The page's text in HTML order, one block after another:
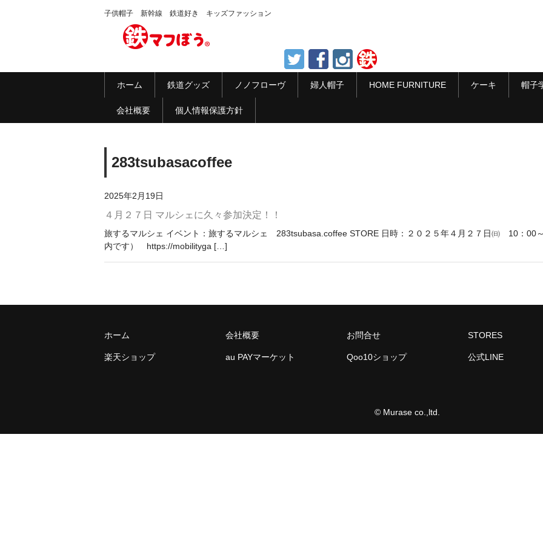
子供帽子 新幹線 鉄道好き キッズファッション
ホーム 鉄道グッズ ノノフローヴ 婦人帽子 HOME FURNITURE ケーキ 帽子
会社概要 個人情報保護方針
283tsubasacoffee
2025年2月19日
４月２７日 マルシェに久々参加決定！！
旅するマルシェ イベント：旅するマルシェ 283tsubasa.coffee STORE 日時：２０２５年４月２７日㈰ 10：00
内です） https://mobilityga […]
ホーム 会社概要 お問合せ STORES
楽天ショップ au PAYマーケット Qoo10ショップ 公式LINE
© Murase co.,ltd.